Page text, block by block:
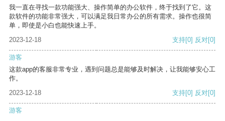
我一直在寻找一款功能强大、操作简单的办公软件，终于找到了它。这
款软件的功能非常强大，可以满足我日常办公的所有需求。操作也很简
单，即使是小白也能快速上手。
2023-12-18
支持[0] 反对[0]
游客
这款app的客服非常专业，遇到问题总是能够及时解决，让我能够安心工
作。
2023-12-18
支持[0] 反对[0]
游客